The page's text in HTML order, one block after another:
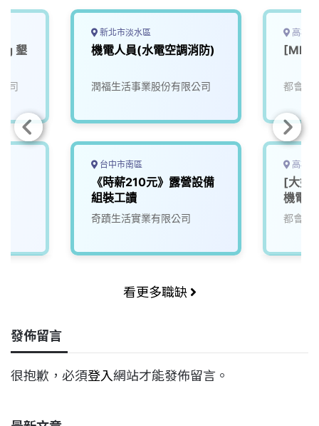
墾
司
新北市淡水區
機電人員(水電空調消防)
潤福生活事業股份有限公司
台中市南區
《時薪210元》露營設備
組裝工讀
奇蹟生活實業有限公司
高雄
[MLD
都會生
高雄
[大好
機電
都會生
看更多職缺
發佈留言
很抱歉，必須登入網站才能發佈留言。